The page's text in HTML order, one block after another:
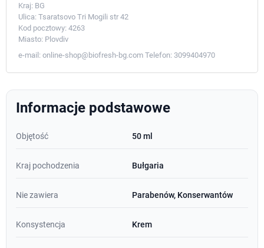
Kraj: BG
Ulica: Tsaratsovo Tri Mogili str 42
Kod pocztowy: 4263
Miasto: Plovdiv
e-mail: online-shop@biofresh-bg.com Telefon: 3099404970
Informacje podstawowe
Objętość 50 ml
Kraj pochodzenia Bułgaria
Nie zawiera Parabenów, Konserwantów
Konsystencja Krem